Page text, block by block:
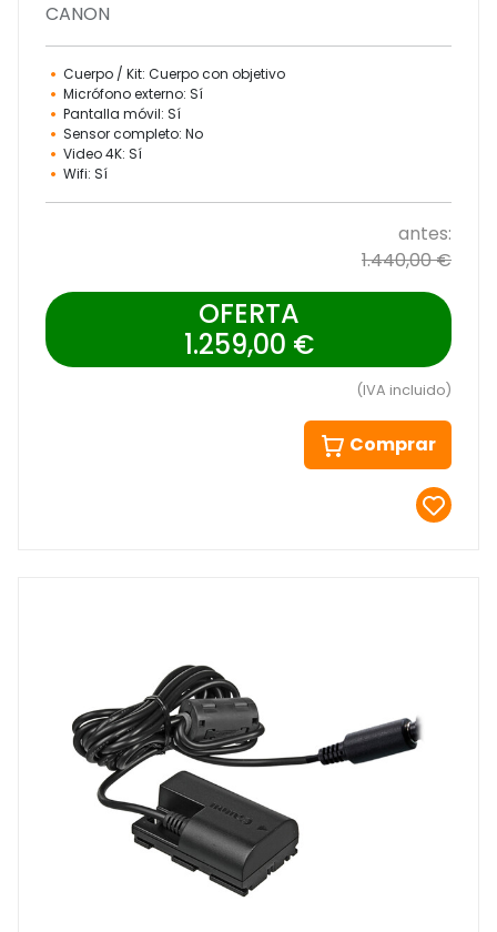
CANON
Cuerpo / Kit: Cuerpo con objetivo
Micrófono externo: Sí
Pantalla móvil: Sí
Sensor completo: No
Video 4K: Sí
Wifi: Sí
antes:
1.440,00 €
OFERTA
1.259,00 €
(IVA incluido)
Comprar